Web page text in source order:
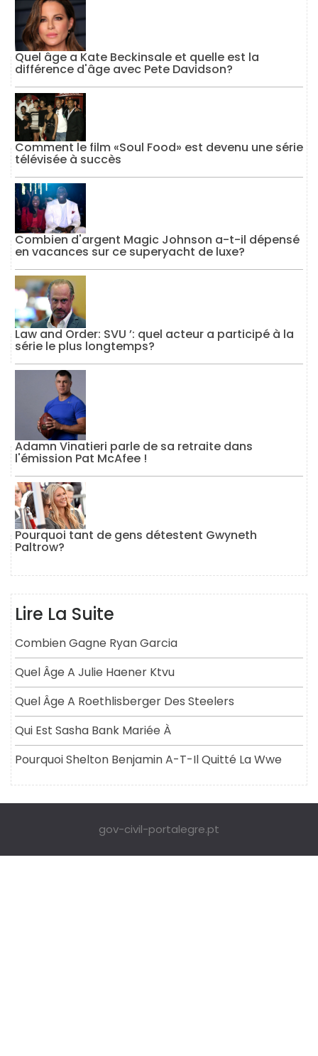
Quel âge a Kate Beckinsale et quelle est la
différence d'âge avec Pete Davidson?
Comment le film «Soul Food» est devenu une série
télévisée à succès
Combien d'argent Magic Johnson a-t-il dépensé
en vacances sur ce superyacht de luxe?
Law and Order: SVU ’: quel acteur a participé à la
série le plus longtemps?
Adamn Vinatieri parle de sa retraite dans
l'émission Pat McAfee !
Pourquoi tant de gens détestent Gwyneth
Paltrow?
Lire La Suite
Combien Gagne Ryan Garcia
Quel Âge A Julie Haener Ktvu
Quel Âge A Roethlisberger Des Steelers
Qui Est Sasha Bank Mariée À
Pourquoi Shelton Benjamin A-T-Il Quitté La Wwe
gov-civil-portalegre.pt